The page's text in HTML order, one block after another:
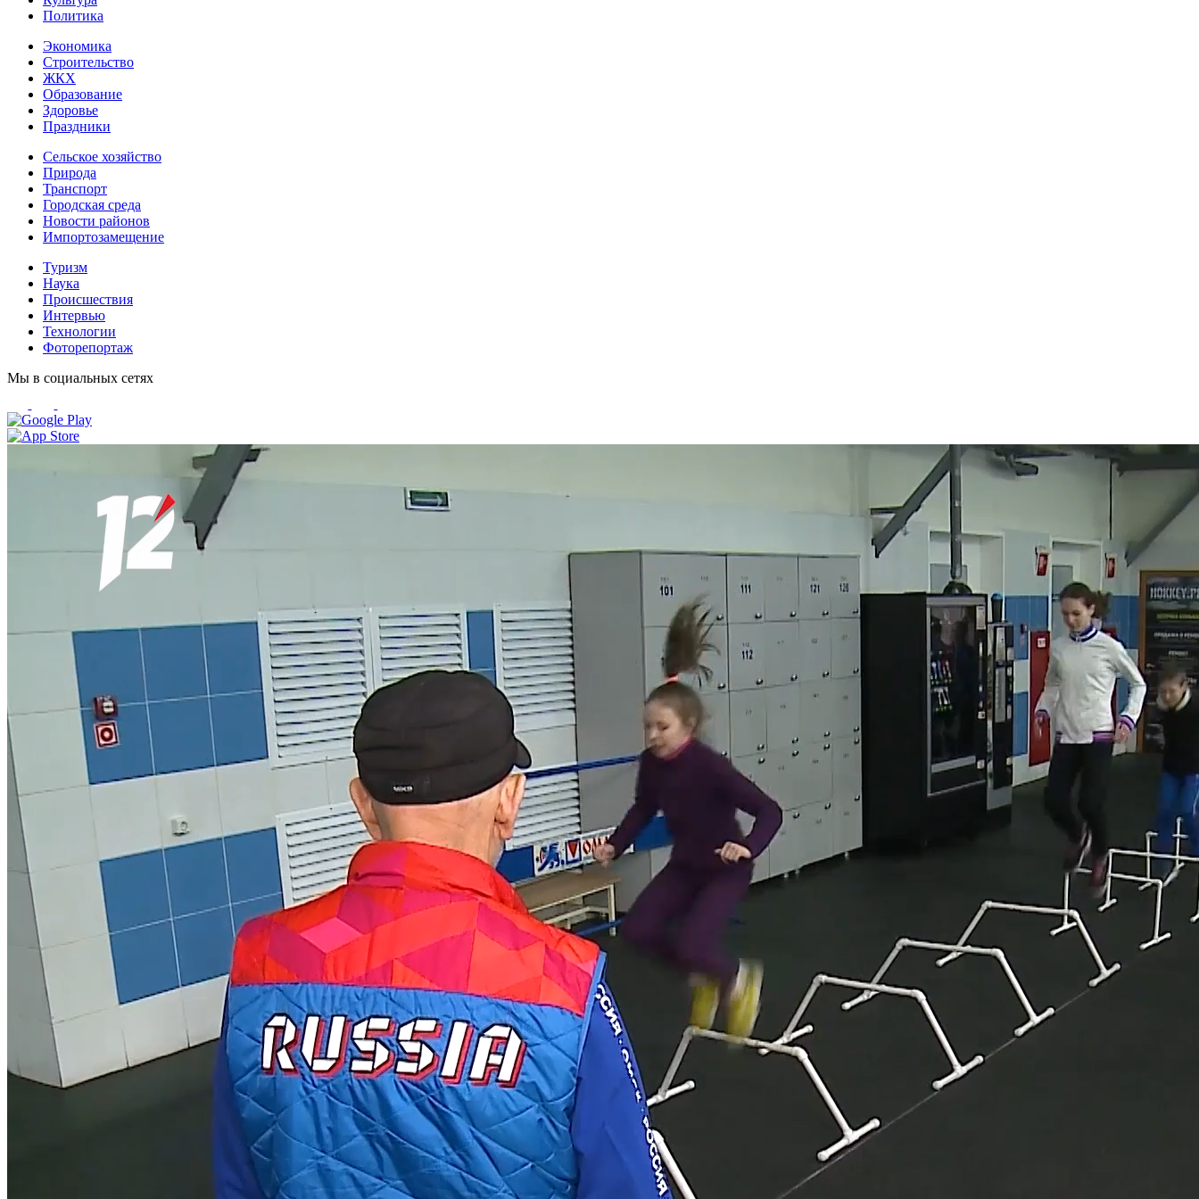
Политика
Экономика
Строительство
ЖКХ
Образование
Здоровье
Праздники
Сельское хозяйство
Природа
Транспорт
Городская среда
Новости районов
Импортозамещение
Туризм
Наука
Происшествия
Интервью
Технологии
Фоторепортаж
Мы в социальных сетях